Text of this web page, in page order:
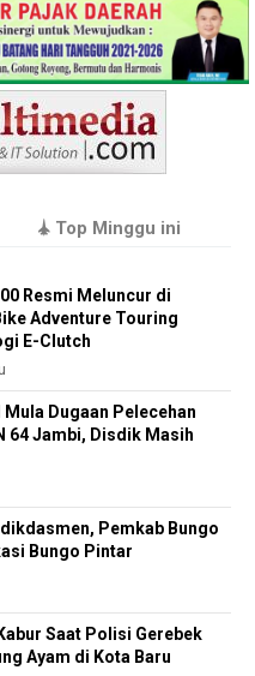
Top Minggu ini
Resmi Meluncur di
Adventure Touring
E-Clutch
Dugaan Pelecehan
64 Jambi, Disdik Masih
Pemkab Bungo
Bungo Pintar
Saat Polisi Gerebek
Ayam di Kota Baru